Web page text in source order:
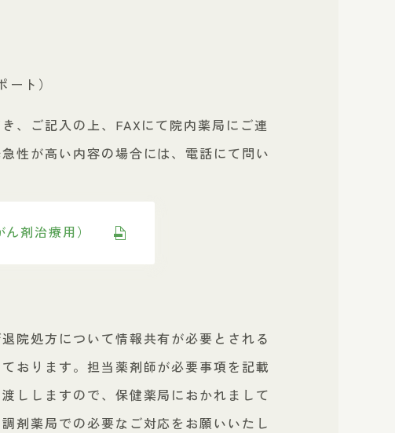
ト）
、ご記入の上、FAXにて院内薬局にご連
性が高い内容の場合には、電話にて問い
剤治療用）
院処方について情報共有が必要とされる
おります。担当薬剤師が必要事項を記載
ししますので、保健薬局におかれまして
剤薬局での必要なご対応をお願いいたし